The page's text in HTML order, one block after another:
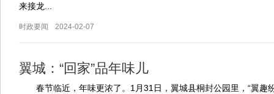
来接龙...
时政要闻 2024-02-07
翼城：“回家”品年味儿
春节临近，年味更浓了。1月31日，翼城县桐封公园里，“翼趣